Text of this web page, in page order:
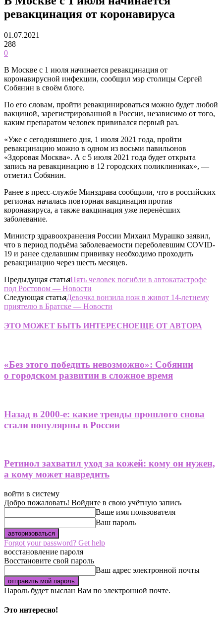
ревакцинация от коронавируса
01.07.2021
288
0
В Москве с 1 июля начинается ревакцинация от
коронавирусной инфекции, сообщил мэр столицы Сергей
Собянин в своём блоге.
По его словам, пройти ревакцинироваться можно будет любой
вакциной, зарегистрированной в России, независимо от того,
каким препаратом человек прививался первый раз.
«Уже с сегодняшнего дня, 1 июля 2021 года, пройти
ревакцинацию можно в одном из восьми павильонов
«Здоровая Москва». А с 5 июля 2021 года будет открыта
запись на ревакцинацию в 12 городских поликлиниках», —
отметил Собянин.
Ранее в пресс-службе Минздрава сообщили, что в российских
регионах началась повторная вакцинация против
коронавируса, а также вакцинация уже перенёсших
заболевание.
Министр здравоохранения России Михаил Мурашко заявил,
что в период подъёма заболеваемости переболевшим COVID-
19 и ранее сделавшим прививку необходимо проходить
ревакцинацию через шесть месяцев.
Предыдущая статьяПять человек погибли в автокатастрофе
под Ростовом — Новости
Следующая статьяДевочка вонзила нож в живот 14-летнему
приятелю в Братске — Новости
ЭТО МОЖЕТ БЫТЬ ИНТЕРЕСНОЕЩЕ ОТ АВТОРА
«Без этого победить невозможно»: Собянин
о городском развитии в сложное время
Назад в 2000-е: какие тренды прошлого снова
стали популярны в России
Ретинол захватил уход за кожей: кому он нужен,
а кому может навредить
войти в систему
Добро пожаловать! Войдите в свою учётную запись
Ваше имя пользователя
Ваш пароль
Forgot your password? Get help
восстановление пароля
Восстановите свой пароль
Ваш адрес электронной почты
Пароль будет выслан Вам по электронной почте.
Это интересно!